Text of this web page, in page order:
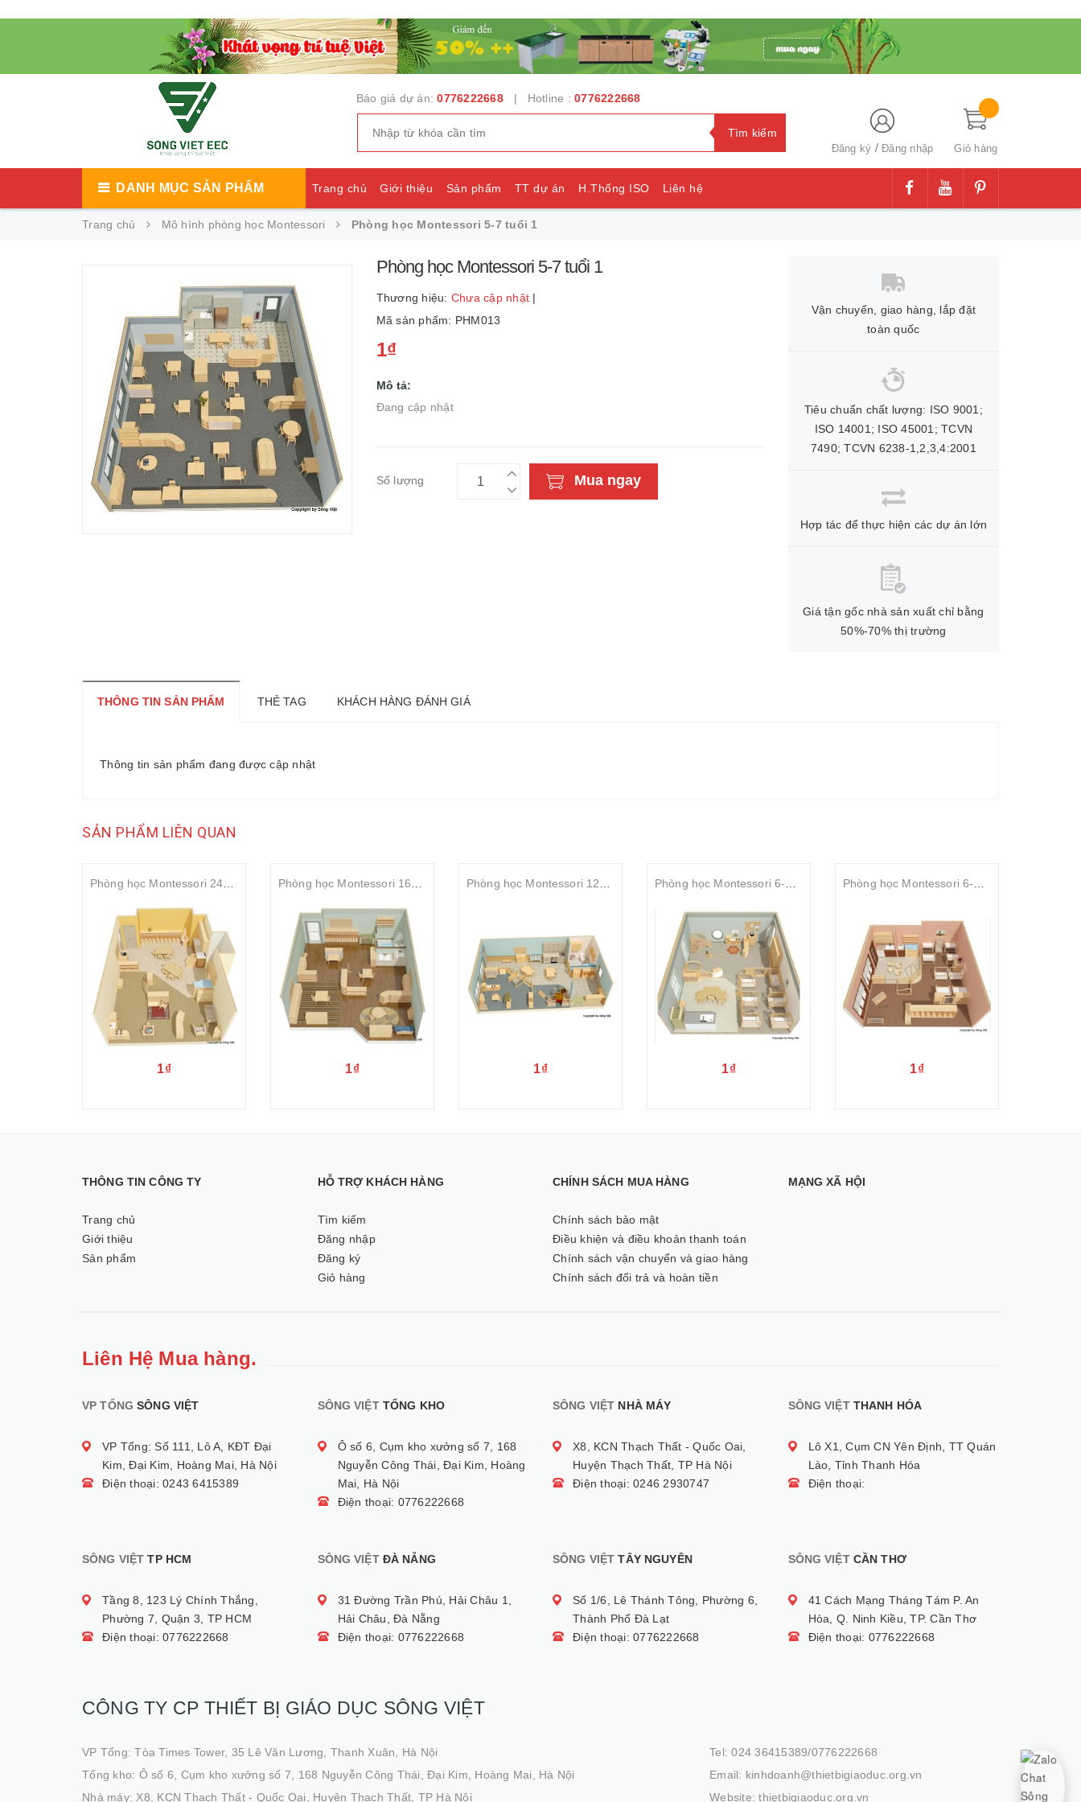
Báo giá dự án:0776222668| Hotline : 0776222668
Tìm kiếm
Đăng ký /Đăng nhập Giỏ hàng
DANH MỤC SẢN PHẨM Trang chủ Giới thiệu Sản phẩm TT dự án H.Thống ISO Liên hệ
Cataloge
Trang chủ Mô hình phòng học Montessori Phòng học Montessori 5-7 tuổi 1
Phòng học Montessori 5-7 tuổi 1
Thương hiệu: Chưa cập nhật |
Mã sản phẩm: PHM013
1₫
Mô tả:
Đang cập nhật
Số lượng Mua ngay
Vận chuyển, giao hàng, lắp đặt
toàn quốc
Tiêu chuẩn chất lượng: ISO 9001;
ISO 14001; ISO 45001; TCVN
7490; TCVN 6238-1,2,3,4:2001
Hợp tác để thực hiện các dự án lớn
Giá tận gốc nhà sản xuất chỉ bằng
50%-70% thị trường
THÔNG TIN SẢN PHẨM THẺ TAG KHÁCH HÀNG ĐÁNH GIÁ
Thông tin sản phẩm đang được cập nhật
SẢN PHẨM LIÊN QUAN
Phòng học Montessori 24-36 tháng tuổi
1₫
Phòng học Montessori 16-36 tháng tuổi
1₫
Phòng học Montessori 12-24 tháng tuổi
1₫
Phòng học Montessori 6-12 tháng tuổi 2
1₫
Phòng học Montessori 6-12 tháng tuổi 1
1₫
THÔNG TIN CÔNG TY
Trang chủ
Giới thiệu
Sản phẩm
HỖ TRỢ KHÁCH HÀNG
Tìm kiếm
Đăng nhập
Đăng ký
Giỏ hàng
CHÍNH SÁCH MUA HÀNG
Chính sách bảo mật
Điều khiện và điều khoản thanh toán
Chính sách vận chuyển và giao hàng
Chính sách đổi trả và hoàn tiền
MẠNG XÃ HỘI
Liên Hệ Mua hàng.
VP TỔNGSÔNG VIỆT
VP Tổng: Số 111, Lô A, KĐT Đại
Kim, Đại Kim, Hoàng Mai, Hà Nội
Điện thoại: 0243 6415389
SÔNG VIỆTTỔNG KHO
Ô số 6, Cụm kho xưởng số 7, 168
Nguyễn Công Thái, Đại Kim, Hoàng
Mai, Hà Nội
Điện thoại: 0776222668
SÔNG VIỆT NHÀ MÁY
X8, KCN Thạch Thất - Quốc Oai,
Huyện Thạch Thất, TP Hà Nội
Điện thoại: 0246 2930747
SÔNG VIỆTTHANH HÓA
Lô X1, Cụm CN Yên Định, TT Quán
Lào, Tỉnh Thanh Hóa
Điện thoại:
SÔNG VIỆT TP HCM
Tầng 8, 123 Lý Chính Thắng,
Phường 7, Quận 3, TP HCM
Điện thoại: 0776222668
SÔNG VIỆTĐÀ NẴNG
31 Đường Trần Phú, Hải Châu 1,
Hải Châu, Đà Nẵng
Điện thoại: 0776222668
SÔNG VIỆT TÂY NGUYÊN
Số 1/6, Lê Thánh Tông, Phường 6,
Thành Phố Đà Lạt
Điện thoại: 0776222668
SÔNG VIỆTCẦN THƠ
41 Cách Mạng Tháng Tám P. An
Hòa, Q. Ninh Kiều, TP. Cần Thơ
Điện thoại: 0776222668
CÔNG TY CP THIẾT BỊ GIÁO DỤC SÔNG VIỆT
VP Tổng: Tòa Times Tower, 35 Lê Văn Lương, Thanh Xuân, Hà Nội
Tổng kho: Ô số 6, Cụm kho xưởng số 7, 168 Nguyễn Công Thái, Đại Kim, Hoàng Mai, Hà Nội
Nhà máy: X8, KCN Thạch Thất - Quốc Oai, Huyện Thạch Thất, TP Hà Nội
Tel: 024 36415389/0776222668
Email: kinhdoanh@thietbigiaoduc.org.vn
Website: thietbigiaoduc.org.vn